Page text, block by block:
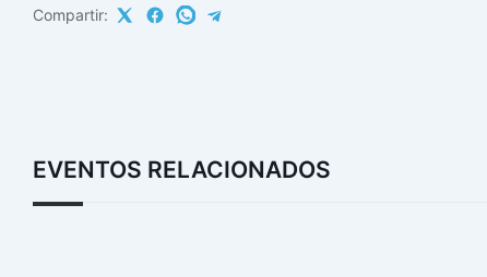
Compartir:
EVENTOS RELACIONADOS